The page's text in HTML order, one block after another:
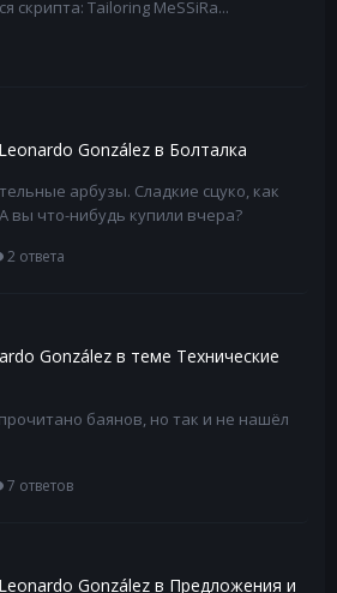
скрипта: Tailoring MeSSiRa...
Leonardo González в Болталка
арбузы. Сладкие сцуко, как
вы что-нибудь купили вчера?
2 ответа
González в теме Технические
баянов, но так и не нашёл
7 ответов
Leonardo González в Предложения и